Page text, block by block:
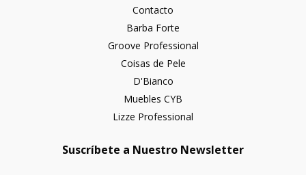
Contacto
Barba Forte
Groove Professional
Coisas de Pele
D'Bianco
Muebles CYB
Lizze Professional
Suscríbete a Nuestro Newsletter